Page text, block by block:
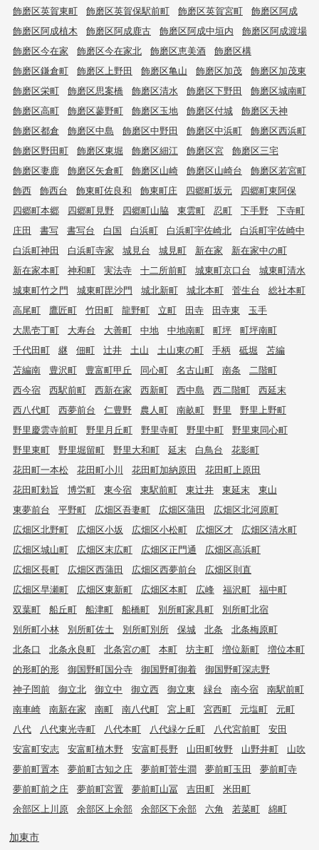
飾磨区英賀東町 飾磨区英賀保駅前町 飾磨区英賀宮町
飾磨区阿成
飾磨区阿成植木
飾磨区阿成鹿古 飾磨区阿成中垣内
飾磨区阿成渡場
飾磨区今在家
飾磨区今在家北 飾磨区恵美酒
飾磨区構
飾磨区鎌倉町
飾磨区上野田 飾磨区亀山 飾磨区加茂
飾磨区加茂東
飾磨区栄町
飾磨区思案橋 飾磨区清水 飾磨区下野田
飾磨区城南町
飾磨区高町
飾磨区蓼野町 飾磨区玉地 飾磨区付城
飾磨区天神
飾磨区都倉
飾磨区中島 飾磨区中野田 飾磨区中浜町
飾磨区西浜町
飾磨区野田町
飾磨区東堀 飾磨区細江 飾磨区宮
飾磨区三宅
飾磨区妻鹿
飾磨区矢倉町 飾磨区山崎 飾磨区山崎台
飾磨区若宮町
飾西
飾西台 飾東町佐良和 飾東町庄 四郷町坂元
四郷町東阿保
四郷町本郷
四郷町見野 四郷町山脇 東雲町 忍町 下手野
下寺町
庄田
書写 書写台 白国 白浜町 白浜町宇佐崎北
白浜町宇佐崎中
白浜町神田
白浜町寺家 城見台 城見町 新在家
新在家中の町
新在家本町
神和町 実法寺 十二所前町 城東町京口台
城東町清水
城東町竹之門
城東町毘沙門 城北新町 城北本町 菅生台
総社本町
高尾町
鷹匠町 竹田町 龍野町 立町 田寺 田寺東
玉手
大黒壱丁町
大寿台 大善町 中地 中地南町 町坪
町坪南町
千代田町
継 佃町 辻井 土山 土山東の町 手柄 砥堀
苫編
苫編南
豊沢町 豊富町甲丘 同心町 名古山町 南条
二階町
西今宿
西駅前町 西新在家 西新町 西中島 西二階町
西延末
西八代町
西夢前台 仁豊野 農人町 南畝町 野里
野里上野町
野里慶雲寺前町
野里月丘町 野里寺町 野里中町
野里東同心町
野里東町
野里堀留町 野里大和町 延末 白鳥台
花影町
花田町一本松
花田町小川 花田町加納原田
花田町上原田
花田町勅旨
博労町 東今宿 東駅前町 東辻井 東延末
東山
東夢前台
平野町 広畑区吾妻町 広畑区蒲田
広畑区北河原町
広畑区北野町
広畑区小坂 広畑区小松町 広畑区才
広畑区清水町
広畑区城山町
広畑区末広町 広畑区正門通
広畑区高浜町
広畑区長町
広畑区西蒲田 広畑区西夢前台
広畑区則直
広畑区早瀬町
広畑区東新町 広畑区本町 広峰 福沢町
福中町
双葉町
船丘町 船津町 船橋町 別所町家具町
別所町北宿
別所町小林
別所町佐土 別所町別所 保城 北条
北条梅原町
北条口
北条永良町 北条宮の町 本町 坊主町 増位新町
増位本町
的形町的形
御国野町国分寺 御国野町御着
御国野町深志野
神子岡前
御立北 御立中 御立西 御立東 緑台 南今宿
南駅前町
南車崎
南新在家 南町 南八代町 宮上町 宮西町 元塩町
元町
八代
八代東光寺町 八代本町 八代緑ケ丘町 八代宮前町
安田
安富町安志
安富町植木野 安富町長野 山田町牧野 山野井町
山吹
夢前町置本
夢前町古知之庄 夢前町菅生澗 夢前町玉田
夢前町寺
夢前町前之庄
夢前町宮置 夢前町山冨 吉田町
米田町
余部区上川原
余部区上余部 余部区下余部 六角 若菜町 綿町
加東市